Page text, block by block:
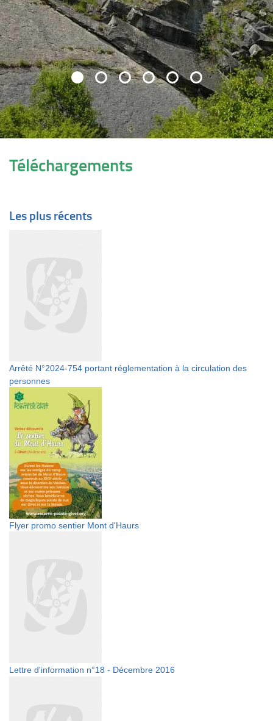
Téléchargements
Les plus récents
Arrêté N°2024-754 portant réglementation à la circulation des
personnes
Flyer promo sentier Mont d'Haurs
Lettre d'information n°18 - Décembre 2016